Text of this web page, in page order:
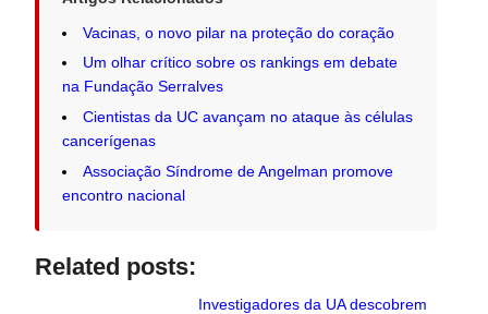
Vacinas, o novo pilar na proteção do coração
Um olhar crítico sobre os rankings em debate
na Fundação Serralves
Cientistas da UC avançam no ataque às células
cancerígenas
Associação Síndrome de Angelman promove
encontro nacional
Related posts:
Investigadores da UA descobrem